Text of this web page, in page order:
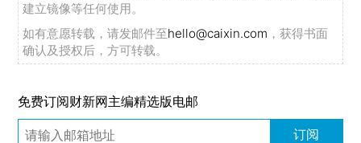
建立镜像等任何使用。
如有意愿转载，请发邮件至hello@caixin.com ，获得书面
确认及授权后，方可转载。
免费订阅财新网主编精选版电邮
订阅